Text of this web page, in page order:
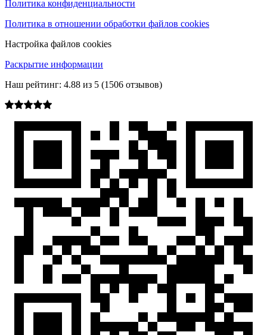
Политика конфиденциальности
Политика в отношении обработки файлов cookies
Настройка файлов cookies
Раскрытие информации
Наш рейтинг: 4.88 из 5 (1506 отзывов)